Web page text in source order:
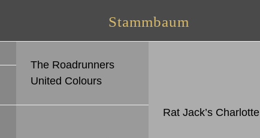
Stammbaum
The Road­runners
Uni­ted Colo­urs
Rat Jack’s Char­lotte